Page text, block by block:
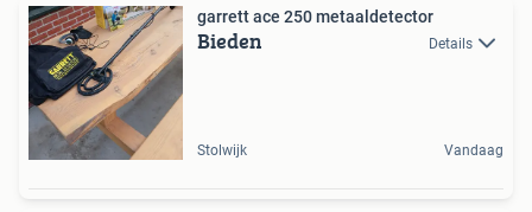
garrett ace 250 metaaldetector
Bieden Details
Stolwijk Vandaag